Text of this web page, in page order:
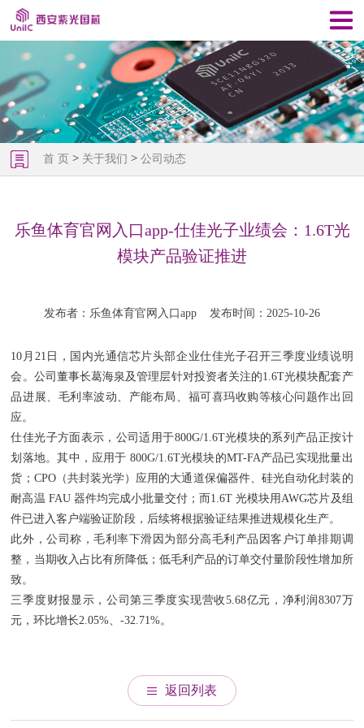
首 页> 关于我们 >公司动态
乐鱼体育官网入口app-仕佳光子业绩会：1.6T光
模块产品验证推进
发布者：乐鱼体育官网入口app 发布时间：2025-10-26
10月21日，国内光通信芯片头部企业仕佳光子召开三季度业绩说明
会。公司董事长葛海泉及管理层针对投资者关注的1.6T光模块配套产
品进展、毛利率波动、产能布局、福可喜玛收购等核心问题作出回
应。
仕佳光子方面表示，公司适用于800G/1.6T光模块的系列产品正按计
划落地。其中，应用于 800G/1.6T光模块的MT-FA产品已实现批量出
货；CPO（共封装光学）应用的大通道保偏器件、硅光自动化封装的
耐高温 FAU 器件均完成小批量交付；而1.6T 光模块用AWG芯片及组
件已进入客户端验证阶段，后续将根据验证结果推进规模化生产。
此外，公司称，毛利率下滑因为部分高毛利产品因客户订单排期调
整，当期收入占比有所降低；低毛利产品的订单交付量阶段性增加所
致。
三季度财报显示，公司第三季度实现营收5.68亿元，净利润8307万
元，环比增长2.05%、-32.71%。
返回列表